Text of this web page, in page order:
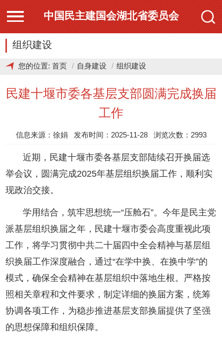
中国民主建国会湖北省委员会
组织建设
您的位置: 首页 自身建设 组织建设
民建十堰市委各基层支部圆满完成换届
工作
信息来源：徐娟 发布时间：2025-11-28 浏览次数：2993
近期，民建十堰市委各基层支部陆续召开换届选
举会议，圆满完成2025年基层组织换届工作，顺利实
现政治交接。
学用结合，筑牢思想统一“压舱石”。今年是民主党
派基层组织换届之年，民建十堰市委会高度重视此项
工作，将学习贯彻中共二十届四中全会精神与基层组
织换届工作深度融合，通过“在学中换、在换中学”的
模式，确保全会精神在基层组织中落地生根。严格按
照相关章程和文件要求，制定详细的换届方案，统筹
协调各项工作，为稳步推进基层支部换届提供了坚强
的思想保障和组织保障。